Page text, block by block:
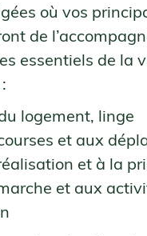
où vos
de
essentiels de la
logement, linge
et aux
et à la
et aux